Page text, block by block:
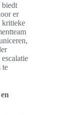
biedt
er
kritieke
te